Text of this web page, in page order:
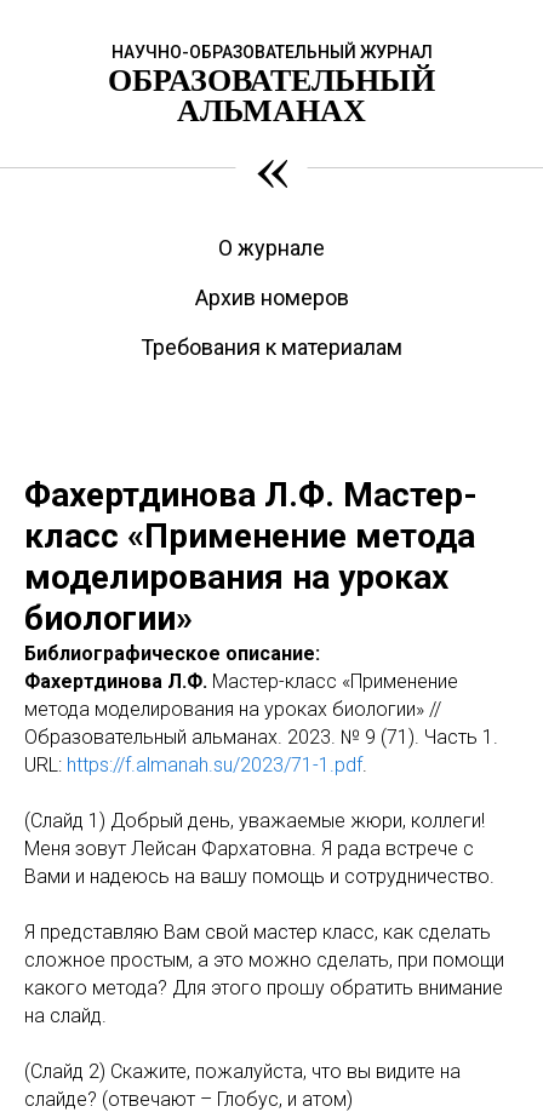
НАУЧНО-ОБРАЗОВАТЕЛЬНЫЙ ЖУРНАЛ
ОБРАЗОВАТЕЛЬНЫЙ
АЛЬМАНАХ
«
О журнале
Архив номеров
Требования к материалам
Фахертдинова Л.Ф. Мастер-
класс «Применение метода
моделирования на уроках
биологии»
Библиографическое описание:
Фахертдинова Л.Ф. Мастер-класс «Применение
метода моделирования на уроках биологии» //
Образовательный альманах. 2023. № 9 (71). Часть 1.
URL: https://f.almanah.su/2023/71-1.pdf.
(Слайд 1) Добрый день, уважаемые жюри, коллеги!
Меня зовут Лейсан Фархатовна. Я рада встрече с
Вами и надеюсь на вашу помощь и сотрудничество.
Я представляю Вам свой мастер класс, как сделать
сложное простым, а это можно сделать, при помощи
какого метода? Для этого прошу обратить внимание
на слайд.
(Слайд 2) Скажите, пожалуйста, что вы видите на
слайде? (отвечают – Глобус, и атом)